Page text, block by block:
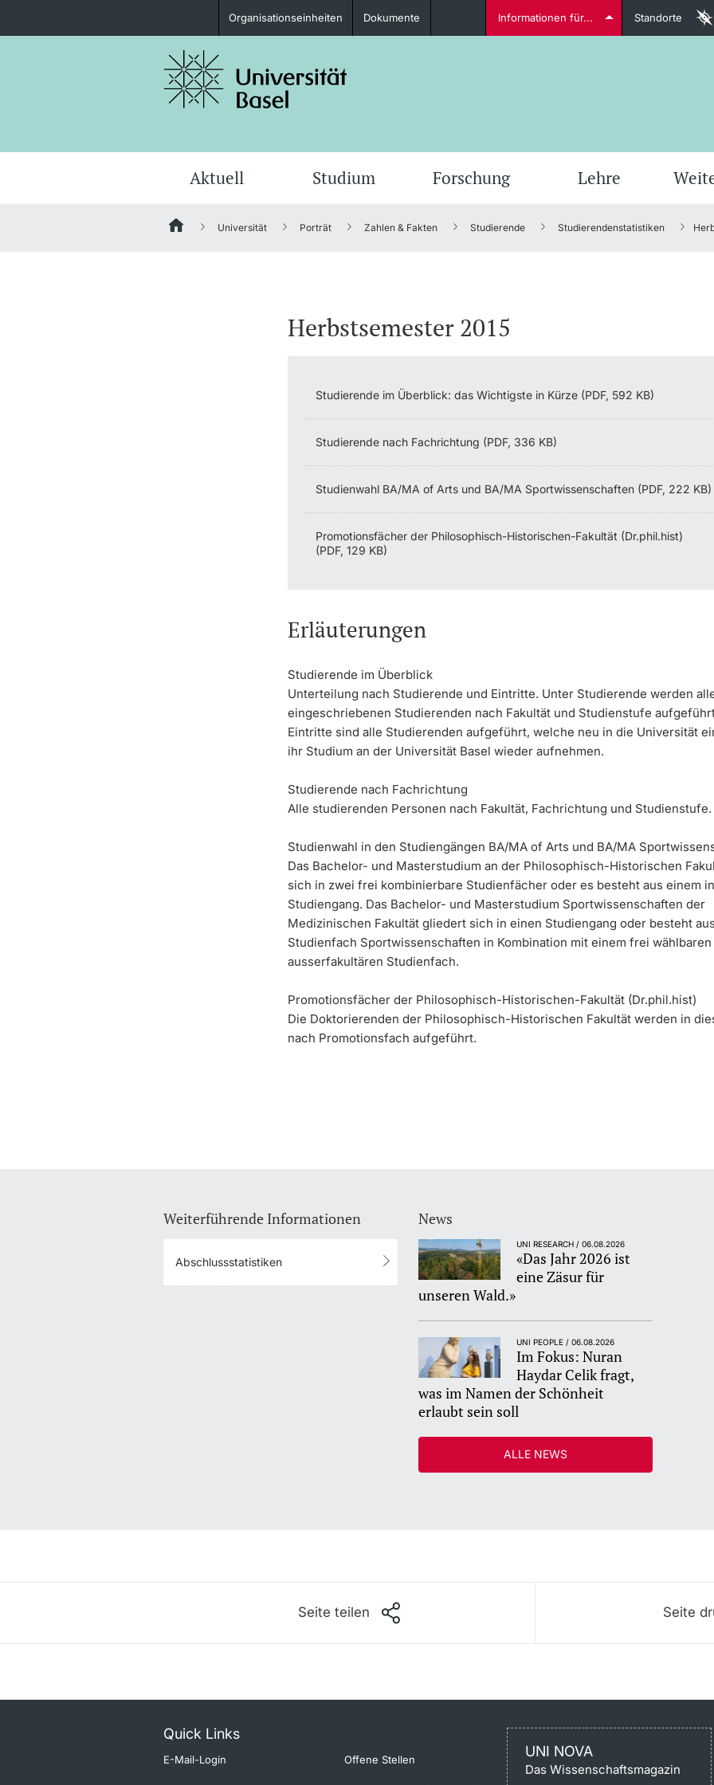
Studieninteressierte
Fördernde & Alumni Dozierende
weitere Informationen
Organisationseinheiten Dokumente Informationen für... Standorte
Aktuell Studium Forschung Lehre
Universität Porträt Zahlen & Fakten Studierende Studierendenstatistiken
Herbstsemester 2015
Studierende im Überblick: das Wichtigste in Kürze (PDF, 592 KB)
Studierende nach Fachrichtung (PDF, 336 KB)
Studienwahl BA/MA of Arts und BA/MA Sportwissenschaften (PDF, 222 KB)
Promotionsfächer der Philosophisch-Historischen-Fakultät (Dr.phil.hist)
(PDF, 129 KB)
Erläuterungen
Studierende im Überblick
Unterteilung nach Studierende und Eintritte. Unter Studierende werden
eingeschriebenen Studierenden nach Fakultät und Studienstufe
Eintritte sind alle Studierenden aufgeführt, welche neu in die Universität
ihr Studium an der Universität Basel wieder aufnehmen.
Studierende nach Fachrichtung
Alle studierenden Personen nach Fakultät, Fachrichtung und Studienstufe.
Studienwahl in den Studiengängen BA/MA of Arts und BA/MA
Das Bachelor- und Masterstudium an der Philosophisch-Historischen
sich in zwei frei kombinierbare Studienfächer oder es besteht aus einem
Studiengang. Das Bachelor- und Masterstudium Sportwissenschaften der
Medizinischen Fakultät gliedert sich in einen Studiengang oder besteht
Studienfach Sportwissenschaften in Kombination mit einem frei wählbaren
ausserfakultären Studienfach.
Promotionsfächer der Philosophisch-Historischen-Fakultät (Dr.phil.hist)
Die Doktorierenden der Philosophisch-Historischen Fakultät werden in
nach Promotionsfach aufgeführt.
Weiterführende Informationen
Abschlussstatistiken
News
UNI RESEARCH / 06.08.2026
«Das Jahr 2026 ist
eine Zäsur für
unseren Wald.»
UNI PEOPLE / 06.08.2026
Im Fokus: Nuran
Haydar Celik fragt,
was im Namen der Schönheit
erlaubt sein soll
ALLE NEWS
Seite teilen Seite
Quick Links
E-Mail-Login Offene Stellen UNI NOVA
Das Wissenschaftsmagazin